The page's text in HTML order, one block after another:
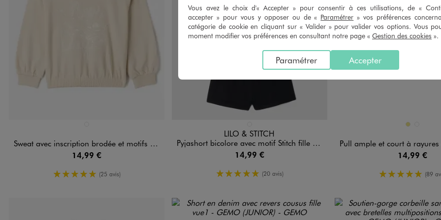
Sweat avec inscription brodée et motifs fleuris fille
14,99 €
5/5 de moyenne
(25 avis)
LILO & STITCH
Pyjashort bicolore avec motif Stitch fille - Disney
14,99 €
5/5 de moyenne
(20 avis)
Disponible en 2 coloris
KAKI
Pull ample et court à rayures en
14,99 €
5/5 de
(89
Vous avez le choix d'« Accepter » pour consentir à ces utilisations, de «
accepter » pour vous y opposer ou de « Paramétrer » vos préférences
catégorie de cookie en cliquant sur « Valider » pour valider vos options. Vous
moment modifier vos préférences en consultant notre page « Gestion des cookies ».
Accepter
Paramétrer